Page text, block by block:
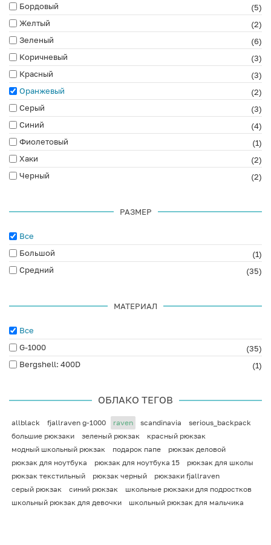
Бордовый
(5)
Желтый
(2)
Зеленый
(6)
Коричневый
(3)
Красный
(3)
Оранжевый
(2)
Серый
(3)
Синий
(4)
Фиолетовый
(1)
Хаки
(2)
Черный
(2)
РАЗМЕР
Все
Большой
(1)
Средний
(35)
МАТЕРИАЛ
Все
G-1000
(35)
Bergshell: 400D
(1)
ОБЛАКО ТЕГОВ
allblack fjallraven g-1000 raven scandinavia
serious_backpack
большие рюкзаки
зеленый рюкзак
красный рюкзак
модный школьный рюкзак
подарок папе
рюкзак деловой
рюкзак для ноутбука
рюкзак для ноутбука 15
рюкзак для школы
рюкзак текстильный
рюкзак черный
рюкзаки fjallraven
серый рюкзак
синий рюкзак
школьные рюкзаки для подростков
школьный рюкзак для девочки
школьный рюкзак для мальчика